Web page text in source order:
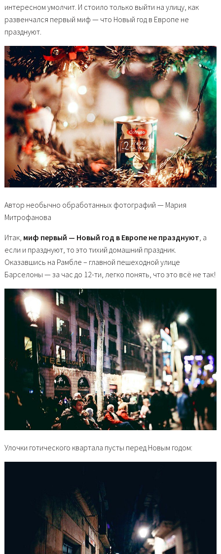
интересном умолчит. И стоило только выйти на улицу, как
развенчался первый миф — что Новый год в Европе не
празднуют.
Автор необычно обработанных фотографий — Мария
Митрофанова
Итак, миф первый — Новый год в Европе не празднуют , а
если и празднуют, то это тихий домашний праздник.
Оказавшись на Рамбле – главной пешеходной улице
Барселоны — за час до 12-ти, легко понять, что это всё не так!
Улочки готического квартала пусты перед Новым годом: